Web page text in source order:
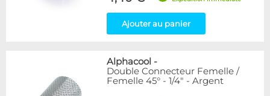
Ajouter au panier
Alphacool -
Double Connecteur Femelle /
Femelle 45° - 1/4" - Argent